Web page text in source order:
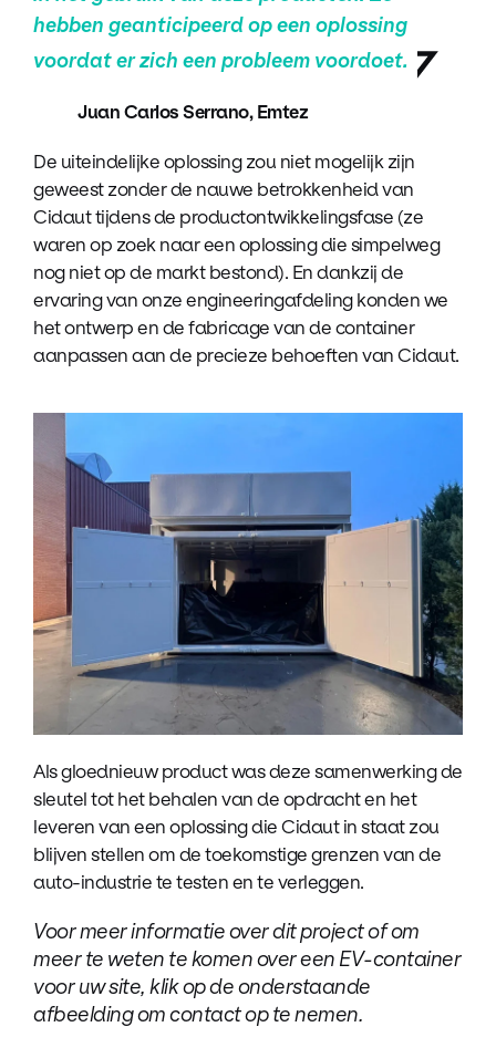
hebben geanticipeerd op een oplossing
voordat er zich een probleem voordoet.
Juan Carlos Serrano, Emtez
De uiteindelijke oplossing zou niet mogelijk zijn
geweest zonder de nauwe betrokkenheid van
Cidaut tijdens de productontwikkelingsfase (ze
waren op zoek naar een oplossing die simpelweg
nog niet op de markt bestond). En dankzij de
ervaring van onze engineeringafdeling konden we
het ontwerp en de fabricage van de container
aanpassen aan de precieze behoeften van Cidaut.
Als gloednieuw product was deze samenwerking de
sleutel tot het behalen van de opdracht en het
leveren van een oplossing die Cidaut in staat zou
blijven stellen om de toekomstige grenzen van de
auto-industrie te testen en te verleggen.
Voor meer informatie over dit project of om
meer te weten te komen over een EV-container
voor uw site, klik op de onderstaande
afbeelding om contact op te nemen.